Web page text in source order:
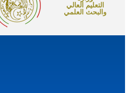
التعليم العالي
والبحث العلمي